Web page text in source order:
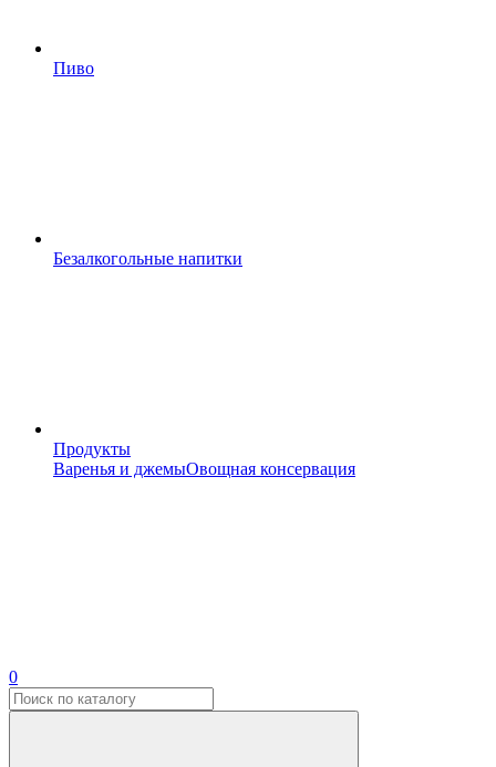
Пиво
Безалкогольные напитки
Продукты
Варенья и джемыОвощная консервация
0